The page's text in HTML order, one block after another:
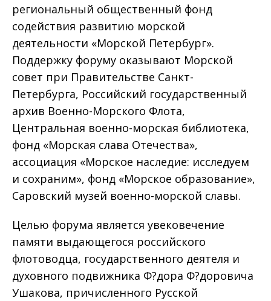
региональный общественный фонд
содействия развитию морской
деятельности «Морской Петербург».
Поддержку форуму оказывают Морской
совет при Правительстве Санкт-
Петербурга, Российский государственный
архив Военно-Морского Флота,
Центральная военно-морская библиотека,
фонд «Морская слава Отечества»,
ассоциация «Морское наследие: исследуем
и сохраним», фонд «Морское образование»,
Саровский музей военно-морской славы.
Целью форума является увековечение
памяти выдающегося российского
флотоводца, государственного деятеля и
духовного подвижника Ф?дора Ф?доровича
Ушакова, причисленного Русской